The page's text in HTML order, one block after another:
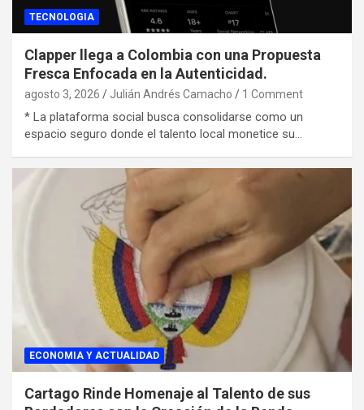
TECNOLOGIA
Clapper llega a Colombia con una Propuesta
Fresca Enfocada en la Autenticidad.
agosto 3, 2026 Julián Andrés Camacho 1 Comment
* La plataforma social busca consolidarse como un
espacio seguro donde el talento local monetice su…
ECONOMIA Y ACTUALIDAD
Cartago Rinde Homenaje al Talento de sus